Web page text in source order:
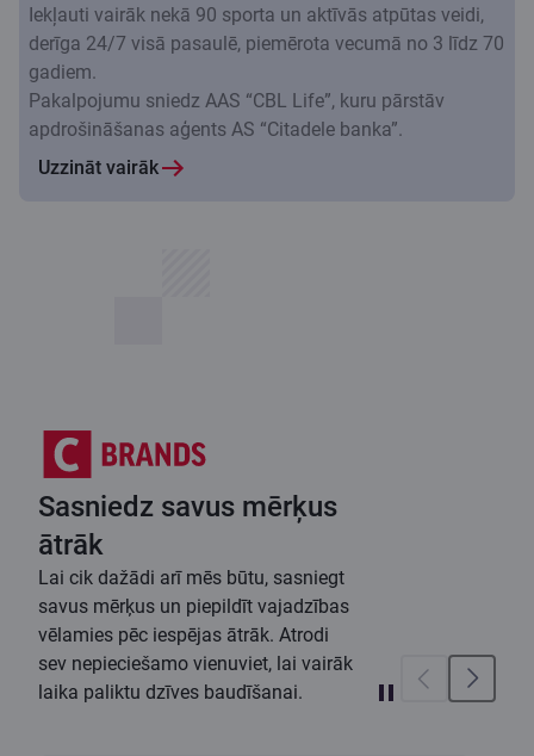
Iekļauti vairāk nekā 90 sporta un aktīvās atpūtas veidi,
derīga 24/7 visā pasaulē, piemērota vecumā no 3 līdz 70
gadiem.
Pakalpojumu sniedz AAS “CBL Life”, kuru pārstāv
apdrošināšanas aģents AS “Citadele banka”.
Uzzināt vairāk
Sasniedz savus mērķus
ātrāk
Lai cik dažādi arī mēs būtu, sasniegt
savus mērķus un piepildīt vajadzības
vēlamies pēc iespējas ātrāk. Atrodi
sev nepieciešamo vienuviet, lai vairāk
laika paliktu dzīves baudīšanai.